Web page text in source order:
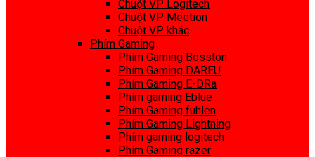
Chuột VP Logitech
Chuột VP Meetion
Chuột VP khác
Phím Gaming
Phím Gaming Bosston
Phím Gaming DAREU
Phím Gaming E-DRa
Phím gaming Eblue
Phím Gaming fuhlen
Phím Gaming Lightning
Phím gaming logitech
Phím Gaming razer